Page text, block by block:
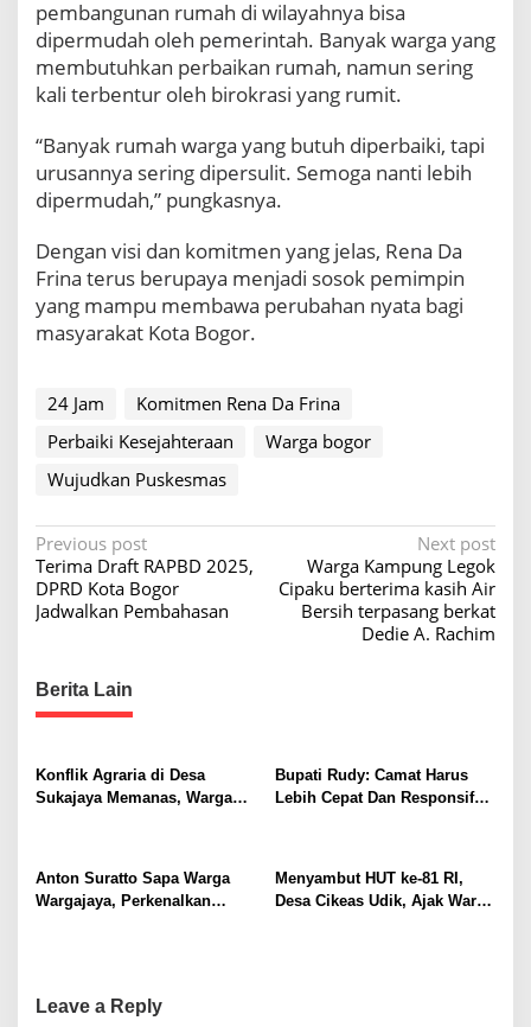
pembangunan rumah di wilayahnya bisa
dipermudah oleh pemerintah. Banyak warga yang
membutuhkan perbaikan rumah, namun sering
kali terbentur oleh birokrasi yang rumit.
“Banyak rumah warga yang butuh diperbaiki, tapi
urusannya sering dipersulit. Semoga nanti lebih
dipermudah,” pungkasnya.
Dengan visi dan komitmen yang jelas, Rena Da
Frina terus berupaya menjadi sosok pemimpin
yang mampu membawa perubahan nyata bagi
masyarakat Kota Bogor.
24 Jam
Komitmen Rena Da Frina
Perbaiki Kesejahteraan
Warga bogor
Wujudkan Puskesmas
P
o
s
n
a
i
g
t
i
Previous post
Terima Draft RAPBD 2025,
DPRD Kota Bogor
Jadwalkan Pembahasan
Next post
Warga Kampung Legok
Cipaku berterima kasih Air
Bersih terpasang berkat
Dedie A. Rachim
Berita Lain
Konflik Agraria di Desa
Sukajaya Memanas, Warga
Bupati Rudy: Camat Harus
Lebih Cepat Dan Responsif
Anton Suratto Sapa Warga
Wargajaya, Perkenalkan
Menyambut HUT ke-81 RI,
Desa Cikeas Udik, Ajak Warga
Leave a Reply